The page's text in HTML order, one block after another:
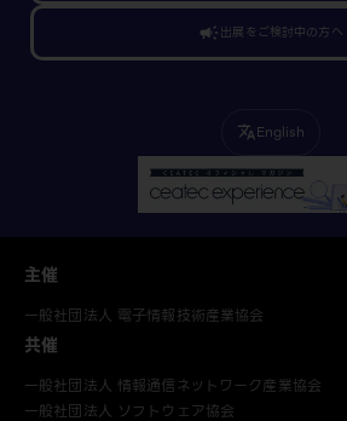
campaign出展をご検討中の方へ
translateEnglish
主催
一般社団法人 電子情報技術産業協会
共催
一般社団法人 情報通信ネットワーク産業協会
一般社団法人 ソフトウェア協会